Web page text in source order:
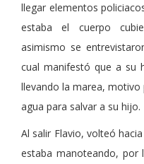
llegar elementos
estaba el cuerpo
asimismo se
cual manifestó que a su
llevando la marea,
agua para salvar a su hijo.
Al salir Flavio, volteó
estaba manoteando, por